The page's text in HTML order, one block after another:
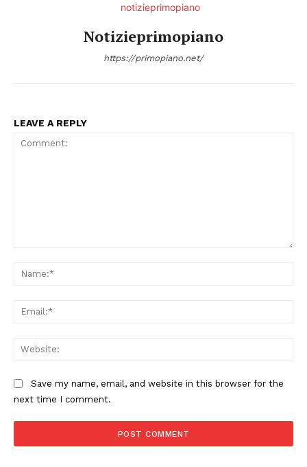
Notizieprimopiano
https://primopiano.net/
LEAVE A REPLY
Save my name, email, and website in this browser for the
next time I comment.